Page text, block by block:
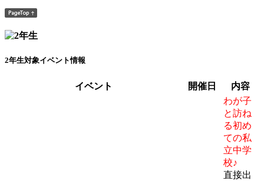
2年生対象イベント情報
イベント 開催日
内容
わが子
と訪ね
る初め
ての私
立中学
校♪
直接出